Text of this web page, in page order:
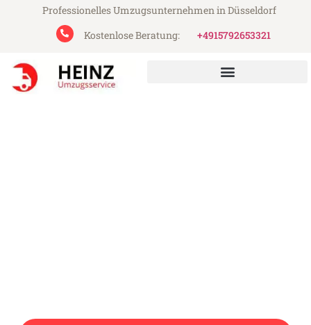
Professionelles Umzugsunternehmen in Düsseldorf
Kostenlose Beratung:
+4915792653321